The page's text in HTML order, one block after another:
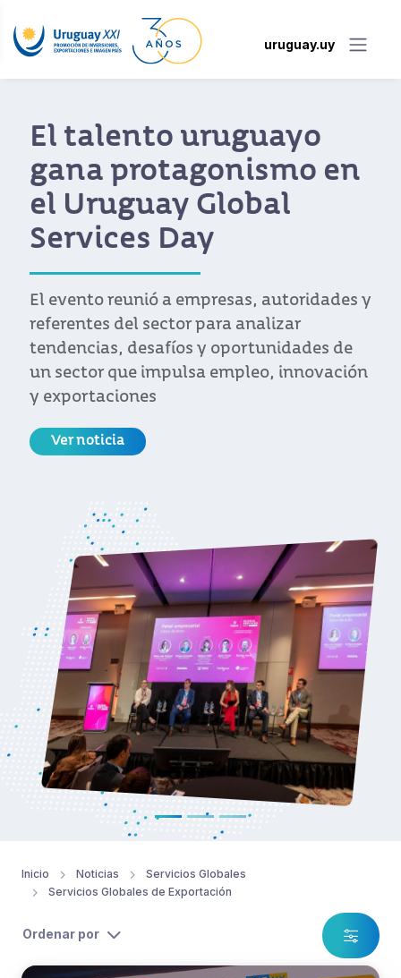
uruguay.uy
Informe anual de
comercio exterior de
Uruguay en 2023
económica y consolidó a Asia como un
socio clave. Hay buenos pronósticos para
2024
Ver noticia
Servicios Globales
Servicios Globales de Exportación
Ordenar por